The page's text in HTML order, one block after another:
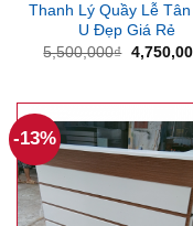
Thanh Lý Quầy Lễ
U Đẹp Giá Rẻ
5,500,000₫ Giá
-13%